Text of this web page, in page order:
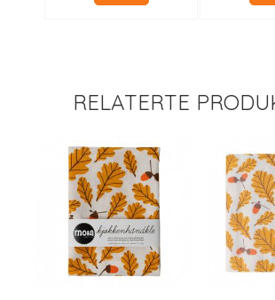
RELATERTE